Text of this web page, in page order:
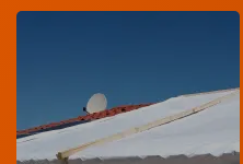
Nettoyage panneau
photovoltaïque 43